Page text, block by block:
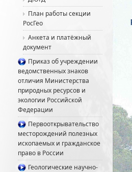
План работы секции
РосГео
Анкета и платёжный
документ
Приказ об учреждении
ведомственных знаков
отличия Министерства
природных ресурсов и
экологии Российской
Федерации
Первооткрывательство
месторождений полезных
ископаемых и гражданское
право в России
Геологические научно-